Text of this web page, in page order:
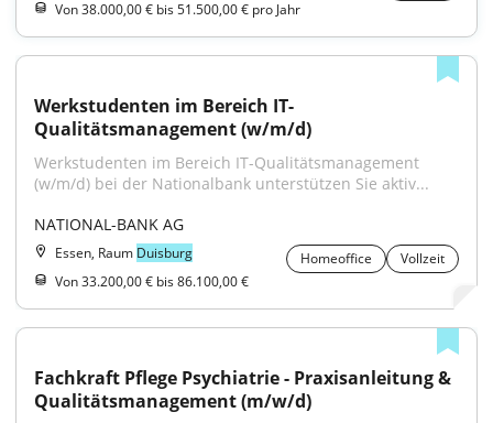
Von 38.000,00 € bis 51.500,00 € pro Jahr
Werkstudenten im Bereich IT-
Qualitätsmanagement (w/m/d)
Werkstudenten im Bereich IT-Qualitätsmanagement
(w/m/d) bei der Nationalbank unterstützen Sie aktiv...
NATIONAL-BANK AG
Essen, Raum Duisburg Homeoffice
Vollzeit
Von 33.200,00 € bis 86.100,00 €
Fachkraft Pflege Psychiatrie - Praxisanleitung &
Qualitätsmanagement (m/w/d)